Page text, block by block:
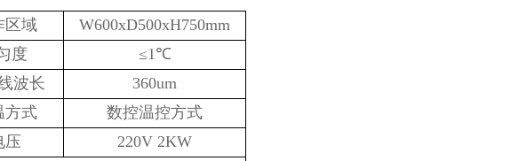
区域
W600xD500xH750mm
度 ≤1℃
波长
360um
方式
数控温控方式
压
220V 2KW